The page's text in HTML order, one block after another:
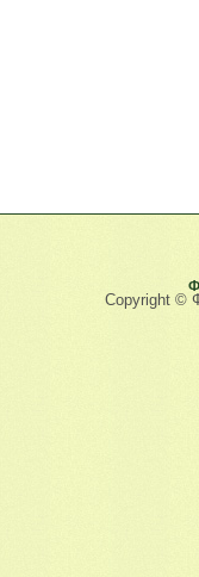
Copyright ©